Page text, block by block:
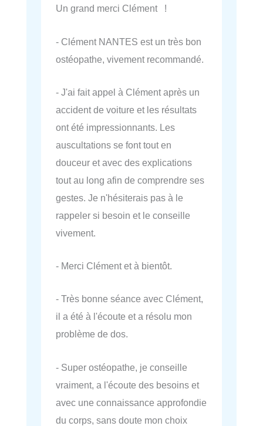
Un grand merci Clément !
- Clément NANTES est un très bon
ostéopathe, vivement recommandé.
- J'ai fait appel à Clément après un
accident de voiture et les résultats
ont été impressionnants. Les
auscultations se font tout en
douceur et avec des explications
tout au long afin de comprendre ses
gestes. Je n'hésiterais pas à le
rappeler si besoin et le conseille
vivement.
- Merci Clément et à bientôt.
- Très bonne séance avec Clément,
il a été à l'écoute et a résolu mon
problème de dos.
- Super ostéopathe, je conseille
vraiment, a l'écoute des besoins et
avec une connaissance approfondie
du corps, sans doute mon choix